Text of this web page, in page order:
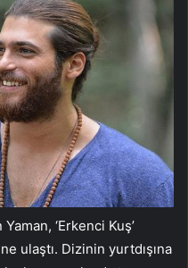
‘Erkenci Kuş’
ulaştı. Dizinin yurtdışına